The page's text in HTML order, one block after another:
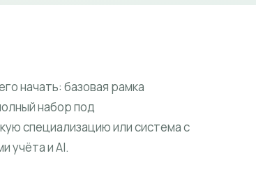
начать: базовая рамка
набор под
специализацию или система с
учёта и AI.